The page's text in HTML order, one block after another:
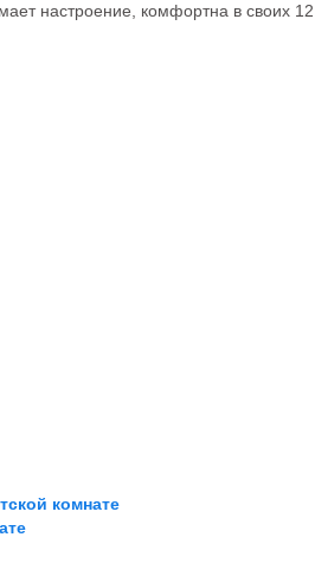
настроение, комфортна в своих 12
комнате